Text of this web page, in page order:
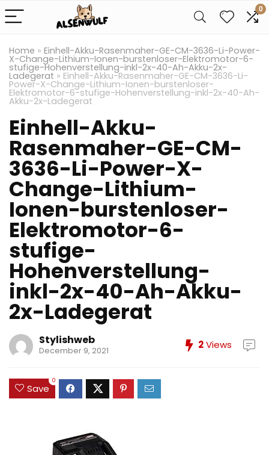
0
Home » Einhell-Akku-Rasenmaher-GE-CM-3636-Li-Power-
X-Change-Lithium-Ionen-burstenloser-Elektromotor-6-
stufige-Hohenverstellung-inkl-2x-40-Ah-Akku-2x-
Ladegerat » Einhell-Akku-Rasenmaher-GE-CM-3636-Li-
Power-X-Change-Lithium-Ionen-burstenloser-
Elektromotor-6-stufige-Hohenverstellung-inkl-2x-40-Ah-
Akku-2x-Ladegerat
Einhell-Akku-
Rasenmaher-GE-CM-
3636-Li-Power-X-
Change-Lithium-
Ionen-burstenloser-
Elektromotor-6-
stufige-
Hohenverstellung-
inkl-2x-40-Ah-Akku-
2x-Ladegerat
Stylishweb
December 9, 2021 2Views
Save
0